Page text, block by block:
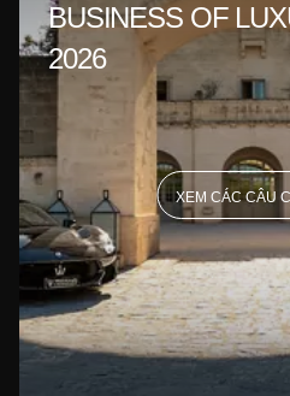
BUSINESS OF
2026
XEM CÁC CÂU